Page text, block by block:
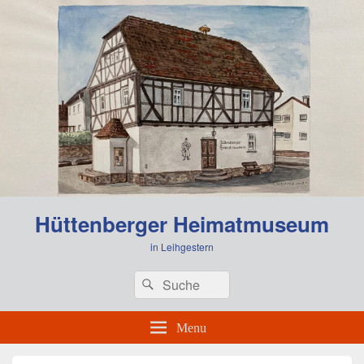
Hüttenberger Heimatmuseum
in Leihgestern
Search
for:
Search
Menu